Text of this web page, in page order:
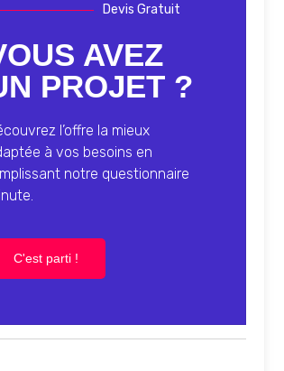
Devis Gratuit
AVEZ
PROJET ?
l’offre la mieux
à vos besoins en
notre questionnaire
C'est parti !